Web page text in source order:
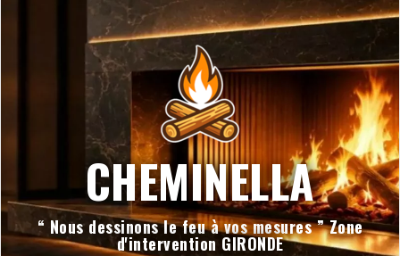
CHEMINELLA
“ Nous dessinons le feu à vos mesures ” Zone
d'intervention GIRONDE